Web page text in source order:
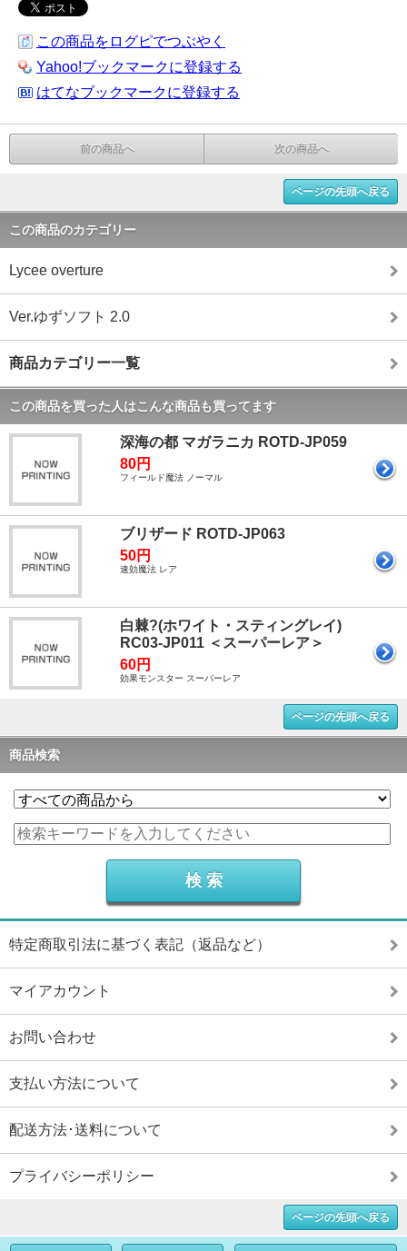
この商品をログピでつぶやく
Yahoo!ブックマークに登録する
はてなブックマークに登録する
前の商品へ 次の商品へ
ページの先頭へ戻る
この商品のカテゴリー
Lycee overture
Ver.ゆずソフト 2.0
商品カテゴリー一覧
この商品を買った人はこんな商品も買ってます
深海の都 マガラニカ ROTD-JP059
80円
フィールド魔法 ノーマル
ブリザード ROTD-JP063
50円
速効魔法 レア
白棘?(ホワイト・スティングレイ)
RC03-JP011 ＜スーパーレア＞
60円
効果モンスター スーパーレア
ページの先頭へ戻る
商品検索
特定商取引法に基づく表記（返品など）
マイアカウント
お問い合わせ
支払い方法について
配送方法･送料について
プライバシーポリシー
ページの先頭へ戻る